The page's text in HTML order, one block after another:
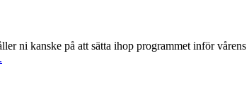
ni kanske på att sätta ihop programmet inför